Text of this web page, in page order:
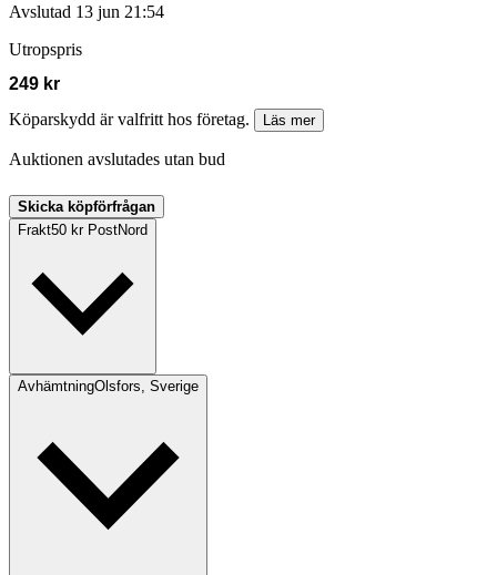
Avslutad 13 jun 21:54
Utropspris
249 kr
Köparskydd är valfritt hos företag.
Läs mer
Auktionen avslutades utan bud
Skicka köpförfrågan
Frakt50 kr PostNord
AvhämtningOlsfors, Sverige